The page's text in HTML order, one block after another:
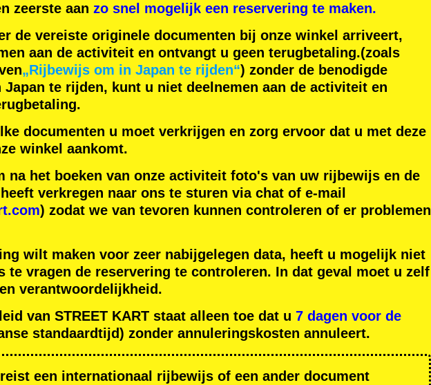
zeerste aan zo snel mogelijk een reservering te maken.
de vereiste originele documenten bij onze winkel arriveert,
aan de activiteit en ontvangt u geen terugbetaling.(zoals
„Rijbewijs om in Japan te rijden“) zonder de benodigde
te rijden, kunt u niet deelnemen aan de activiteit en
documenten u moet verkrijgen en zorg ervoor dat u met deze
winkel aankomt.
na het boeken van onze activiteit foto's van uw rijbewijs en de
verkregen naar ons te sturen via chat of e-mail
) zodat we van tevoren kunnen controleren of er problemen
wilt maken voor zeer nabijgelegen data, heeft u mogelijk niet
te vragen de reservering te controleren. In dat geval moet u zelf
verantwoordelijkheid.
van STREET KART staat alleen toe dat u 7 dagen voor de
standaardtijd) zonder annuleringskosten annuleert.
een internationaal rijbewijs of een ander document